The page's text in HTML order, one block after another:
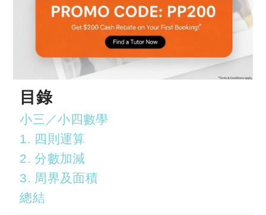
目錄
小三／小四數學
1. 四則運算
2. 分數加減
3. 周界及面積
總結